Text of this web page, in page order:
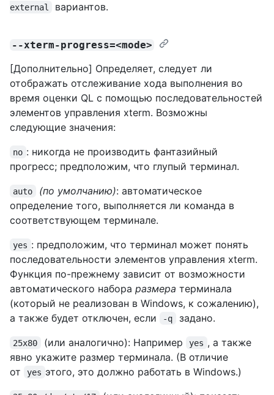
external
вариантов.
--xterm-progress=<mode>
[Дополнительно] Определяет, следует ли
отображать отслеживание хода выполнения во
время оценки QL с помощью последовательностей
элементов управления xterm. Возможны
следующие значения:
no : никогда не производить фантазийный
прогресс; предположим, что глупый терминал.
auto (по умолчанию): автоматическое
определение того, выполняется ли команда в
соответствующем терминале.
yes : предположим, что терминал может понять
последовательности элементов управления xterm.
Функция по-прежнему зависит от возможности
автоматического набора размера терминала
(который не реализован в Windows, к сожалению),
а также будет отключен, если
-q задано.
25x80 (или аналогично): Например yes , а также
явно укажите размер терминала. (В отличие
от
yes этого, это должно работать в Windows.)